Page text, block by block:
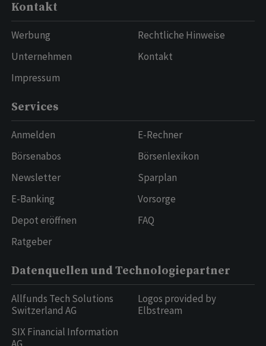
Kontakt
Werbung
Unternehmen
Impressum
Rechtliche Hinweise
Kontakt
Services
Anmelden
Börsenabos
Newsletter
E-Banking
Depot eröffnen
Ratgeber
E-Rechner
Börsenlexikon
Sparplan
Vorsorge
FAQ
Datenquellen und Technologiepartner
Allfunds Tech Solutions
Switzerland AG
SIX Financial Information
Logos provided by
Elbstream